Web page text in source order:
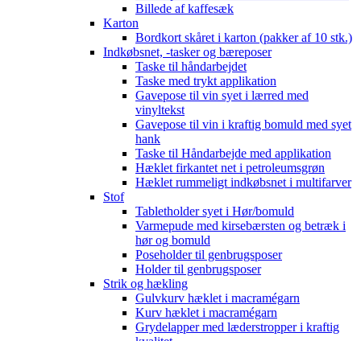
Billede af kaffesæk
Karton
Bordkort skåret i karton (pakker af 10 stk.)
Indkøbsnet, -tasker og bæreposer
Taske til håndarbejdet
Taske med trykt applikation
Gavepose til vin syet i lærred med
vinyltekst
Gavepose til vin i kraftig bomuld med syet
hank
Taske til Håndarbejde med applikation
Hæklet firkantet net i petroleumsgrøn
Hæklet rummeligt indkøbsnet i multifarver
Stof
Tabletholder syet i Hør/bomuld
Varmepude med kirsebærsten og betræk i
hør og bomuld
Poseholder til genbrugsposer
Holder til genbrugsposer
Strik og hækling
Gulvkurv hæklet i macramégarn
Kurv hæklet i macramégarn
Grydelapper med læderstropper i kraftig